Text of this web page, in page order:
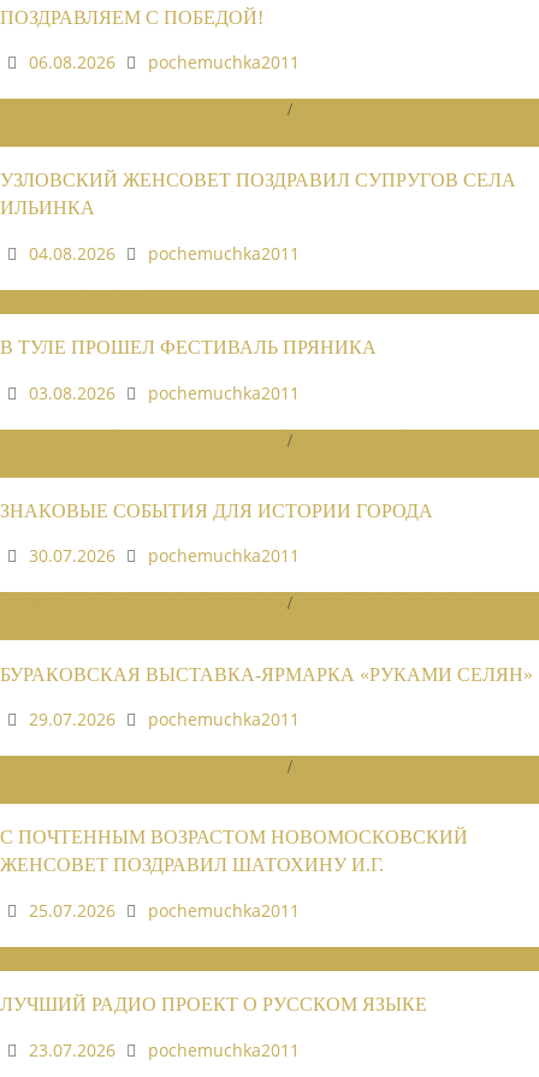
ПОЗДРАВЛЯЕМ С ПОБЕДОЙ!
06.08.2026
pochemuchka2011
/
УЗЛОВСКИЙ ЖЕНСОВЕТ ПОЗДРАВИЛ СУПРУГОВ СЕЛА
ИЛЬИНКА
04.08.2026
pochemuchka2011
В ТУЛЕ ПРОШЕЛ ФЕСТИВАЛЬ ПРЯНИКА
03.08.2026
pochemuchka2011
/
ЗНАКОВЫЕ СОБЫТИЯ ДЛЯ ИСТОРИИ ГОРОДА
30.07.2026
pochemuchka2011
/
БУРАКОВСКАЯ ВЫСТАВКА-ЯРМАРКА «РУКАМИ СЕЛЯН»
29.07.2026
pochemuchka2011
/
С ПОЧТЕННЫМ ВОЗРАСТОМ НОВОМОСКОВСКИЙ
ЖЕНСОВЕТ ПОЗДРАВИЛ ШАТОХИНУ И.Г.
25.07.2026
pochemuchka2011
ЛУЧШИЙ РАДИО ПРОЕКТ О РУССКОМ ЯЗЫКЕ
23.07.2026
pochemuchka2011